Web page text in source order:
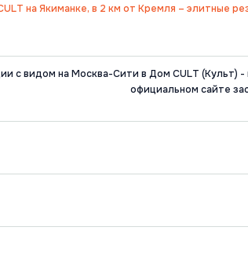
на Якиманке, в 2 км от Кремля – элитные
с видом на Москва-Сити в Дом CULT (Культ) -
официальном сайте